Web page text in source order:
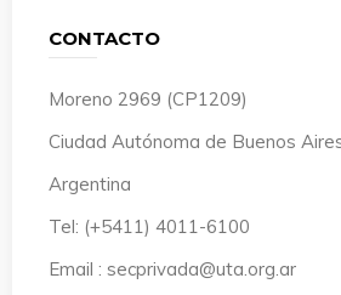
CONTACTO
Moreno 2969 (CP1209)
Ciudad Autónoma de Buenos
Argentina
Tel: (+5411) 4011-6100
Email : secprivada@uta.org.ar